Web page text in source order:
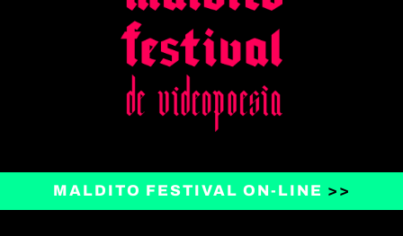
MALDITO FESTIVAL ON-LINE >>